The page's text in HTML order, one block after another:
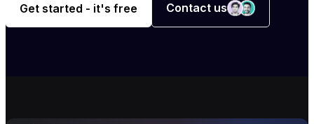
Get started - it's free Contact us